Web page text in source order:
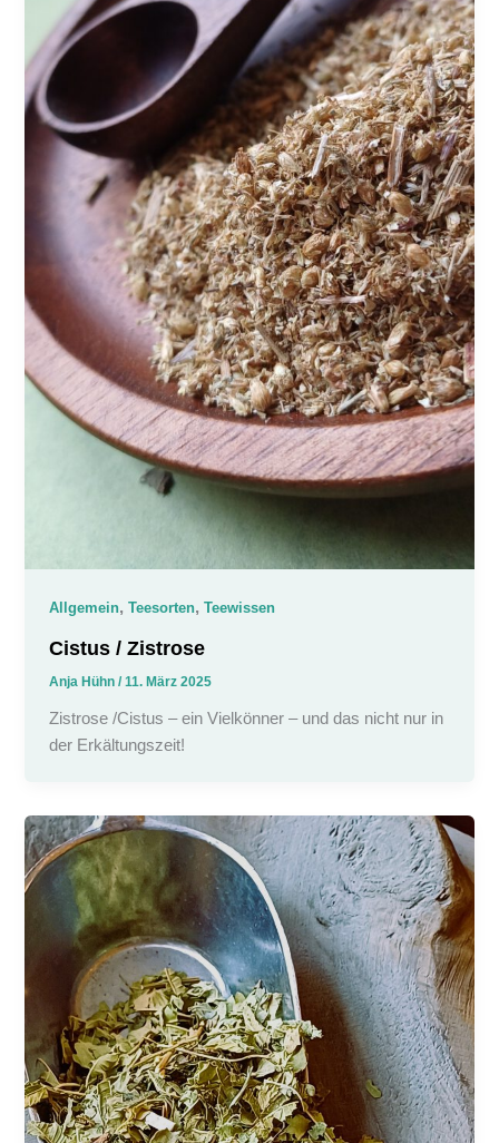
Allgemein,Teesorten,Teewissen
Cistus / Zistrose
Anja Hühn/11. März 2025
Zistrose /Cistus – ein Vielkönner – und das nicht nur in
der Erkältungszeit!